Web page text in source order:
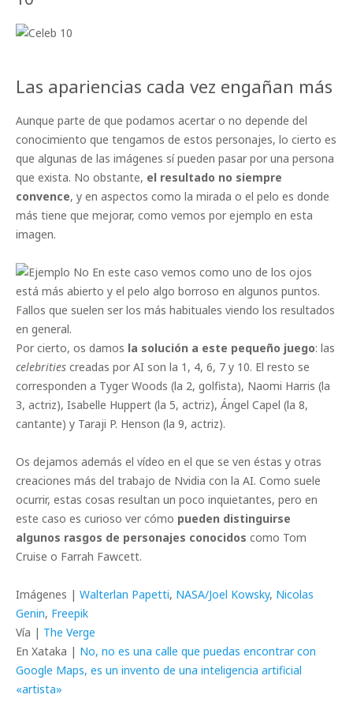
Las apariencias cada vez engañan más
Aunque parte de que podamos acertar o no depende del
conocimiento que tengamos de estos personajes, lo cierto es
que algunas de las imágenes sí pueden pasar por una persona
que exista. No obstante, el resultado no siempre
convence, y en aspectos como la mirada o el pelo es donde
más tiene que mejorar, como vemos por ejemplo en esta
imagen.
En este caso vemos como uno de los ojos
está más abierto y el pelo algo borroso en algunos puntos.
Fallos que suelen ser los más habituales viendo los resultados
en general.
Por cierto, os damos la solución a este pequeño juego: las
celebrities creadas por AI son la 1, 4, 6, 7 y 10. El resto se
corresponden a Tyger Woods (la 2, golfista), Naomi Harris (la
3, actriz), Isabelle Huppert (la 5, actriz), Ángel Capel (la 8,
cantante) y Taraji P. Henson (la 9, actriz).
Os dejamos además el vídeo en el que se ven éstas y otras
creaciones más del trabajo de Nvidia con la AI. Como suele
ocurrir, estas cosas resultan un poco inquietantes, pero en
este caso es curioso ver cómo pueden distinguirse
algunos rasgos de personajes conocidos como Tom
Cruise o Farrah Fawcett.
Imágenes | Walterlan Papetti, NASA/Joel Kowsky, Nicolas
Genin, Freepik
Vía | The Verge
En Xataka | No, no es una calle que puedas encontrar con
Google Maps, es un invento de una inteligencia artificial
«artista»